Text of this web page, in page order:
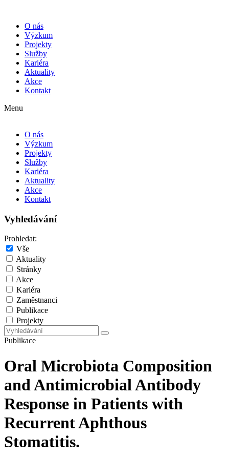
O nás
Výzkum
Projekty
Služby
Kariéra
Aktuality
Akce
Kontakt
Menu
O nás
Výzkum
Projekty
Služby
Kariéra
Aktuality
Akce
Kontakt
Vyhledávání
Prohledat:
Vše
Aktuality
Stránky
Akce
Kariéra
Zaměstnanci
Publikace
Projekty
Publikace
Oral Microbiota Composition
and Antimicrobial Antibody
Response in Patients with
Recurrent Aphthous
Stomatitis.